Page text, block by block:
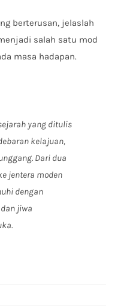
berterusan, jelaslah
salah satu mod
masa hadapan.
yang ditulis
kelajuan,
Dari dua
jentera moden
dengan
jiwa